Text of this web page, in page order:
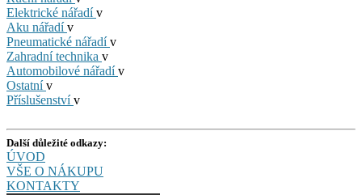
Elektrické nářadív
Aku nářadív
Pneumatické nářadív
Zahradní technika v
Automobilové nářadív
Ostatnív
Příslušenstvív
Další důležité odkazy:
ÚVOD
VŠE O NÁKUPU
KONTAKTY